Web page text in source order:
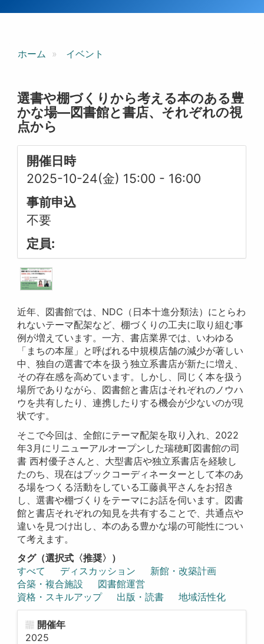
ホーム イベント
選書や棚づくりから考える本のある豊
かな場―図書館と書店、それぞれの視
点から
開催日時
2025-10-24(金) 15:00 - 16:00
事前申込
不要
定員:
近年、図書館では、NDC（日本十進分類法）にとらわ
れないテーマ配架など、棚づくりの工夫に取り組む事
例が増えています。一方、書店業界では、いわゆる
「まちの本屋」と呼ばれる中規模店舗の減少が著しい
中、独自の選書で本を扱う独立系書店が新たに増え、
その存在感を高めています。しかし、同じく本を扱う
場所でありながら、図書館と書店はそれぞれのノウハ
ウを共有したり、連携したりする機会が少ないのが現
状です。
そこで今回は、全館にテーマ配架を取り入れ、2022
年3月にリニューアルオープンした瑞穂町図書館の司
書 西村優子さんと、大型書店や独立系書店を経験し
たのち、現在はブックコーディネーターとして本のあ
る場をつくる活動をしている工藤眞平さんをお招き
し、選書や棚づくりをテーマにお話を伺います。図書
館と書店それぞれの知見を共有することで、共通点や
違いを見つけ出し、本のある豊かな場の可能性につい
て考えます。
タグ（選択式〈推奨〉）
すべて
ディスカッション
新館・改築計画
合築・複合施設
図書館運営
資格・スキルアップ
出版・読書 地域活性化
開催年
2025